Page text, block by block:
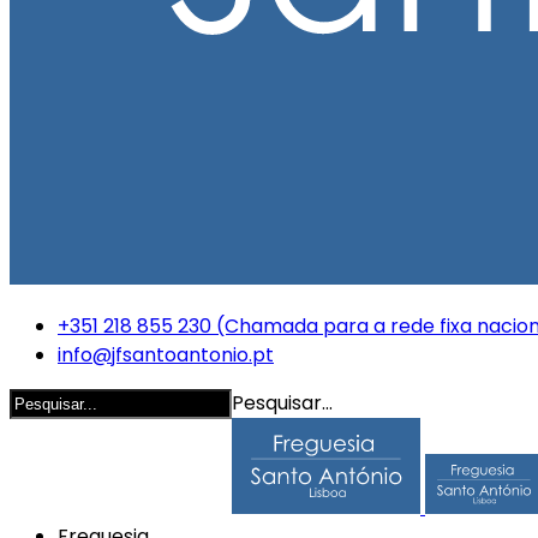
+351 218 855 230 (Chamada para a rede fixa
info@jfsantoantonio.pt
Pesquisar...